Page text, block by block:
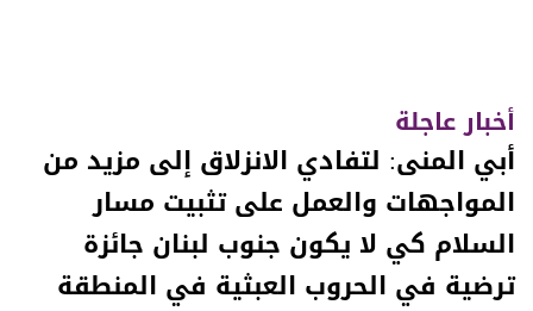
أخبار عاجلة
أبي المنى: لتفادي الانزلاق إلى مزيد من
المواجهات والعمل على تثبيت مسار
السلام كي لا يكون جنوب لبنان جائزة
ترضية في الحروب العبثية في المنطقة